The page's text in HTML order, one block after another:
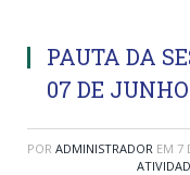
PAUTA DA
07 DE
POR ADMINISTRADOR EM 7